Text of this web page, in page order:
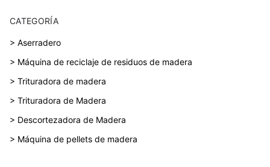
CATEGORÍA
> Aserradero
> Máquina de reciclaje de residuos de madera
> Trituradora de madera
> Trituradora de Madera
> Descortezadora de Madera
> Máquina de pellets de madera